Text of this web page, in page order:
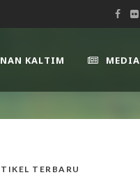
KALTIM MEDIA
TERBARU